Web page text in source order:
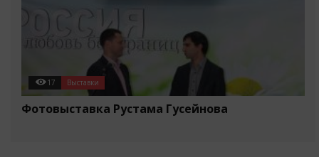
17 Выставки
Фотовыставка Рустама Гусейнова